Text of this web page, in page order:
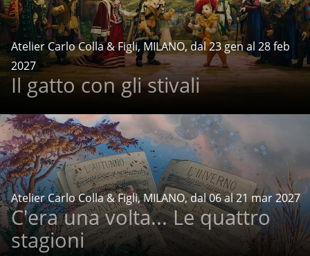
Atelier Carlo Colla & Figli, MILANO, dal 23 gen al 28 feb
2027
Il gatto con gli stivali
Atelier Carlo Colla & Figli, MILANO, dal 06 al 21 mar 2027
C'era una volta... Le quattro
stagioni